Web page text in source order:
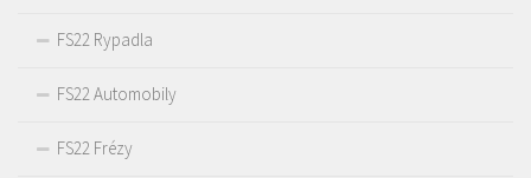
FS22 Rypadla
FS22 Automobily
FS22 Frézy